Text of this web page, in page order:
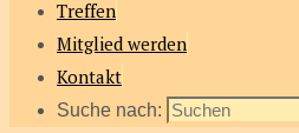
Treffen
Mitglied werden
Kontakt
Suche nach: